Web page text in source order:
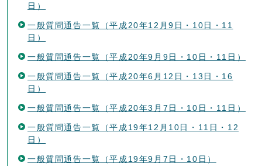
日）
一般質問通告一覧（平成20年12月9日・10日・11
日）
一般質問通告一覧（平成20年9月9日・10日・11日）
一般質問通告一覧（平成20年6月12日・13日・16
日）
一般質問通告一覧（平成20年3月7日・10日・11日）
一般質問通告一覧（平成19年12月10日・11日・12
日）
一般質問通告一覧（平成19年9月7日・10日）